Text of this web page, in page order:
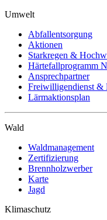
Umwelt
Abfallentsorgung
Aktionen
Starkregen &
Härtefallprogramm
Ansprechpartner
Freiwilligendienst &
Lärmaktionsplan
Wald
Waldmanagement
Zertifizierung
Brennholzwerber
Karte
Jagd
Klimaschutz